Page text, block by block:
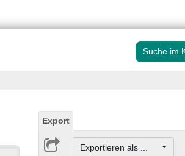
Suche im
Export
Exportieren als ...